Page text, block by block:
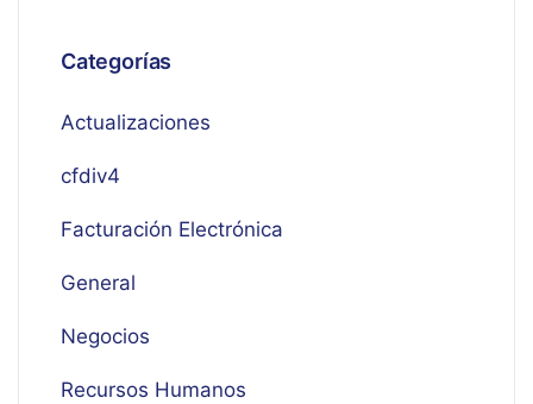
Categorías
Actualizaciones
cfdiv4
Facturación Electrónica
General
Negocios
Recursos Humanos